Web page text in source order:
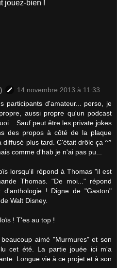
jouez-bien !
14 novembre 2013 à 11:33
participants d'amateur... perso, je
aussi propre qu'un podcast
Sauf peut être les private jokes
des propos à côté de la plaque
diffusé plus tard. C'était drôle ça ^^
comme d'hab je n'ai pas pu...
lorsqu'il répond à Thomas "il est
Thomas. "De moi..." répond
! Digne de "Gaston"
Walt Disney.
! T'es au top !
aimé "Murmures" et son
cet été. La partie jouée ici m'a
Longue vie à ce projet et à son